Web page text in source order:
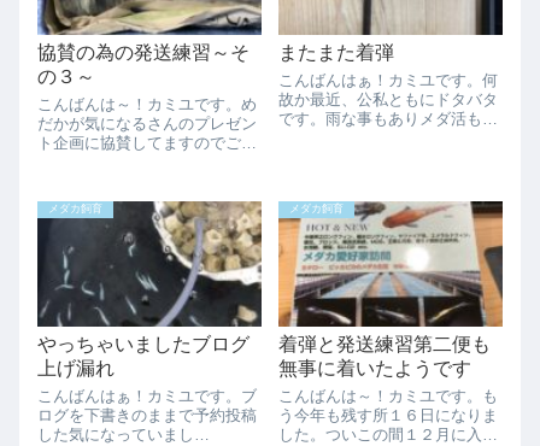
協賛の為の発送練習～そ
の３～
こんばんは～！カミユです。め
だかが気になるさんのプレゼン
ト企画に協賛してますのでご応
寒いの嫌いなんですよね
え、、、さて協賛の為の発送練
習の記事を続けてきましたがつ
いに発送です。今日、協...
またまた着弾
こんばんはぁ！カミユです。何
故か最近、公私ともにドタバタ
です。雨な事もありメダ活も余
してたカスタムのタモです。ま
だ使ってないけど...
メダカ飼育
やっちゃいましたブログ
上げ漏れ
こんばんはぁ！カミユです。ブ
ログを下書きのままで予約投稿
した気になっていまし
メダカ飼育
着弾と発送練習第二便も
無事に着いたようです
こんばんは～！カミユです。も
う今年も残す所１６日になりま
した。ついこの間１２月に入っ